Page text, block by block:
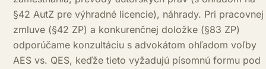
§42 AutZ pre výhradné licencie), náhrady. Pri pracovnej
zmluve (§42 ZP) a konkurenčnej doložke (§83 ZP)
odporúčame konzultáciu s advokátom ohľadom voľby
AES vs. QES, keďže tieto vyžadujú písomnú formu pod